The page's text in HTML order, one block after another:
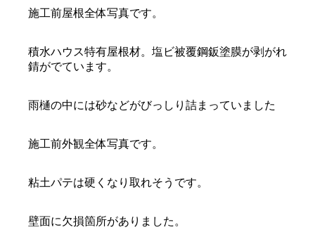
施工前屋根全体写真です。
積水ハウス特有屋根材。塩ビ被覆鋼鈑塗膜が剥がれ
錆がでています。
雨樋の中には砂などがびっしり詰まっていました
施工前外観全体写真です。
粘土パテは硬くなり取れそうです。
壁面に欠損箇所がありました。